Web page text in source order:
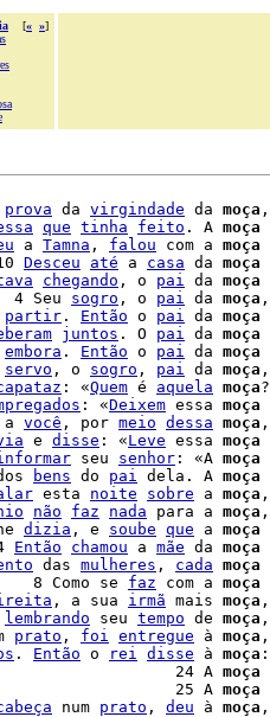
[« »]
prova da virgindade da moça ,
que tinha feito . A moça
a Tamna , falou com a moça
Desceu até a casa da moça
chegando , o pai da moça
Seu sogro , o pai da moça
partir . Então o pai da moça
juntos . O pai da moça
embora . Então o pai da moça
servo , o sogro , pai da moça
: «Quem é aquela moça
: «Deixem essa moça
a você , por meio dessa moça
e disse : «Leve essa moça
seu senhor : «A moça
bens do pai dela. A moça
esta noite sobre a moça
não faz nada para a moça
dizia , e soube que a moça
Então chamou a mãe da moça
das mulheres , cada moça
Como se faz com a moça
, a sua irmã mais moça
lembrando seu tempo de moça
prato , foi entregue à moça
. Então o rei disse à moça
24 A moça
25 A moça
num prato , deu à moça